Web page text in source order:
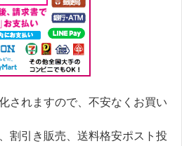
されますので、不安なくお買い
割引き販売、送料格安ポスト投